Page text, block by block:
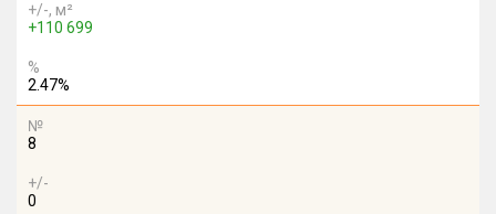
+/-, м²
+110 699
%
2.47%
№
8
+/-
0